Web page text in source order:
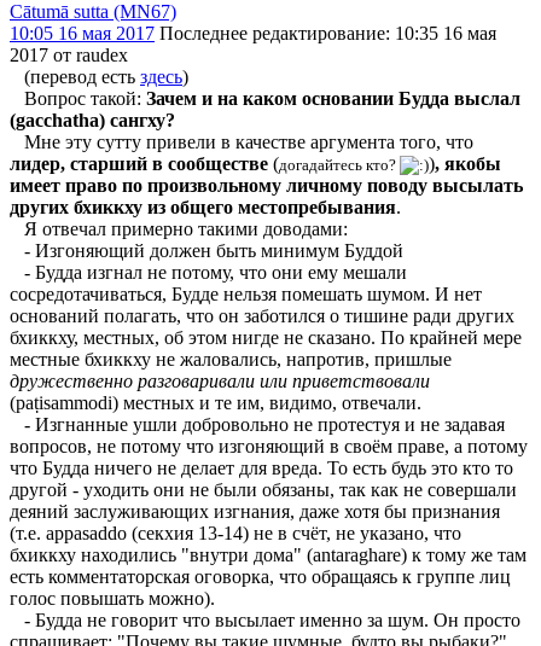
Cātumā sutta (MN67)
10:05 16 мая 2017 Последнее редактирование: 10:35 16 мая
2017 от raudex
(перевод есть здесь)
Вопрос такой: Зачем и на каком основании Будда выслал
(gacchatha) сангху?
Мне эту сутту привели в качестве аргумента того, что
лидер, старший в сообществе (догадайтесь кто? ), якобы
имеет право по произвольному личному поводу высылать
других бхиккху из общего местопребывания.
Я отвечал примерно такими доводами:
- Изгоняющий должен быть минимум Буддой
- Будда изгнал не потому, что они ему мешали
сосредотачиваться, Будде нельзя помешать шумом. И нет
оснований полагать, что он заботился о тишине ради других
бхиккху, местных, об этом нигде не сказано. По крайней мере
местные бхиккху не жаловались, напротив, пришлые
дружественно разговаривали или приветствовали
(paṭisammodi) местных и те им, видимо, отвечали.
- Изгнанные ушли добровольно не протестуя и не задавая
вопросов, не потому что изгоняющий в своём праве, а потому
что Будда ничего не делает для вреда. То есть будь это кто то
другой - уходить они не были обязаны, так как не совершали
деяний заслуживающих изгнания, даже хотя бы признания
(т.е. appasaddo (секхия 13-14) не в счёт, не указано, что
бхиккху находились "внутри дома" (antaraghare) к тому же там
есть комментаторская оговорка, что обращаясь к группе лиц
голос повышать можно).
- Будда не говорит что высылает именно за шум. Он просто
спрашивает: "Почему вы такие шумные, будто вы рыбаки?".